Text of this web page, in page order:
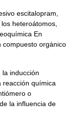
escitalopram,
heteroátomos,
En
compuesto orgánico
inducción
reacción química
o
la influencia de